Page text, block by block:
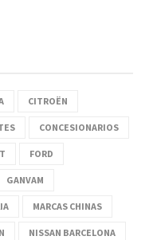
CITROËN
CONCESIONARIOS
FORD
GANVAM
MARCAS CHINAS
NISSAN BARCELONA